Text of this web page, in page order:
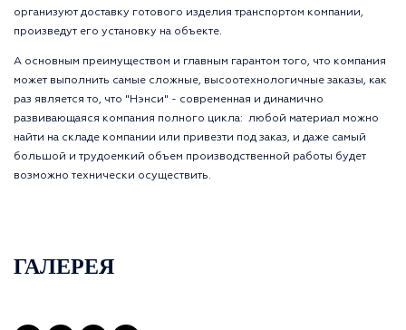
организуют доставку готового изделия транспортом компании,
произведут его установку на объекте.
А основным преимуществом и главным гарантом того, что компания
может выполнить самые сложные, высоотехнологичные заказы, как
раз является то, что "Нэнси" - современная и динамично
развивающаяся компания полного цикла: любой материал можно
найти на складе компании или привезти под заказ, и даже самый
большой и трудоемкий объем производственной работы будет
возможно технически осуществить.
ГАЛЕРЕЯ